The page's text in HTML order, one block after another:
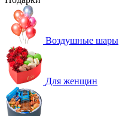
Воздушные шары
Для женщин